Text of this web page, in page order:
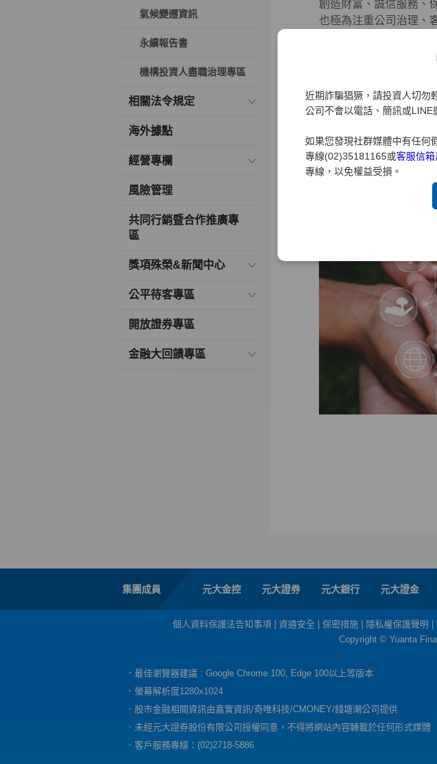
近期詐騙猖獗，請投資人切勿
公司不會以電話、簡訊或LINE
如果您發現社群媒體中有任何
專線(02)35181165或客服信箱
專線，以免權益受損。
氣候變遷資訊
永續報告書
機構投資人盡職治理專區
相關法令規定
海外據點
經營專欄
風險管理
共同行銷暨合作推廣專
區
獎項殊榮&新聞中心
公平待客專區
開放證券專區
金融大回饋專區
創造財富、誠信服務、
也極為注重公司治理、
券同時正視氣候及社
於金融商品及服務，以
世界經濟論壇（World
Risks Report 2026)中
步進入一個合作承壓
並行的理念，攜手內外
集團成員 元大金控 元大證券 元大銀行 元大證金
個人資料保護法告知事項 資通安全 保密措施 隱私權保護聲明
Copyright © Yuanta
．最佳瀏覽器建議 : Google Chrome 100, Edge 100以上等版本
．螢幕解析度1280x1024
．股市金融相關資訊由嘉實資訊/奇唯科技/CMONEY/錢塘潮公司提供
．未經元大證券股份有限公司授權同意，不得將網站內容轉載於任何形式媒體
．客戶服務專線：(02)2718-5886